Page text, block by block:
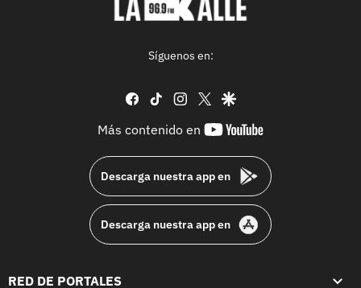
Síguenos en:
facebook
tiktok instagram
twittergoogle
Más contenido en
youtube-
Descarga nuestra app en
Descarga nuestra app en
RED DE PORTALES